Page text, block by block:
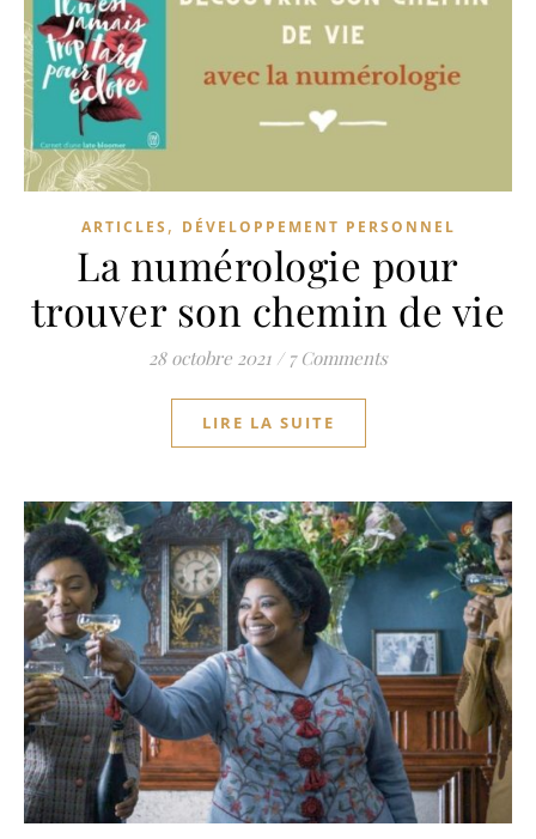
ARTICLES , DÉVELOPPEMENT PERSONNEL
La numérologie pour
trouver son chemin de vie
28 octobre 2021 / 7 Comments
LIRE LA SUITE